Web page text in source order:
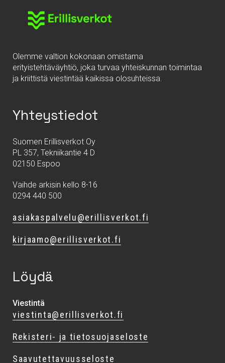
Olemme valtion kokonaan omistama
erityistehtäväyhtiö, joka turvaa yhteiskunnan toimintaa
ja kriittistä viestintää kaikissa olosuhteissa.
Yhteystiedot
Suomen Erillisverkot Oy
PL 357, Tekniikantie 4 D
02150 Espoo
Vaihde arkisin kello 8-16
0294 440 500
asiakaspalvelu@erillisverkot.fi
kirjaamo@erillisverkot.fi
Löydä
Viestintä
viestinta@erillisverkot.fi
Rekisteri- ja tietosuojaseloste
Saavutettavuusseloste